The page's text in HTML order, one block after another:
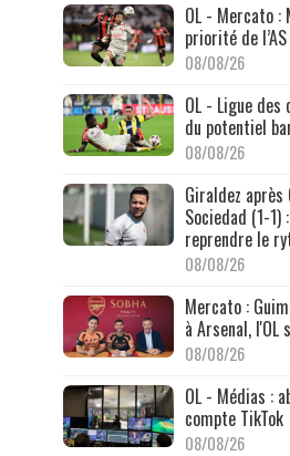
OL - Mercato :
priorité de
08/08/26
OL - Ligue
du potentiel
08/08/26
Giraldez après
Sociedad (1-
reprendre le
08/08/26
Mercato :
à Arsenal,
08/08/26
OL - Médias :
compte TikTok
08/08/26